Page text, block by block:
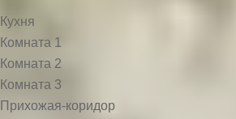
Кухня
Комната 1
Комната 2
Комната 3
Прихожая-коридор